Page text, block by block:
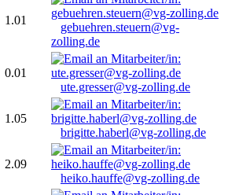
1.01
gebuehren.steuern@vg-
zolling.de
0.01
ute.gresser@vg-zolling.de
1.05
brigitte.haberl@vg-zolling.de
2.09
heiko.hauffe@vg-zolling.de